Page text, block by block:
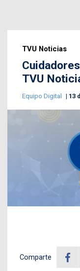
TVU Noticias
TVU
Equipo Digital 13
Comparte